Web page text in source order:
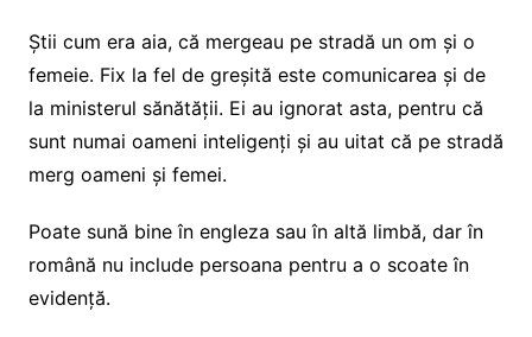
Știi cum era aia, că mergeau pe stradă un om și o
femeie. Fix la fel de greșită este comunicarea și de
la ministerul sănătății. Ei au ignorat asta, pentru că
sunt numai oameni inteligenți și au uitat că pe stradă
merg oameni și femei.
Poate sună bine în engleza sau în altă limbă, dar în
română nu include persoana pentru a o scoate în
evidență.